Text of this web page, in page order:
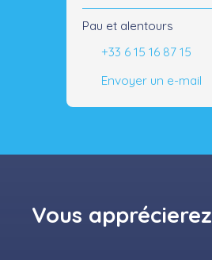
Pau et alentours
+33 6 15 16 87 15
Envoyer un e-mail
Vous apprécierez